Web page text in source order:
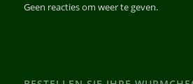
Geen reacties om weer te geven.